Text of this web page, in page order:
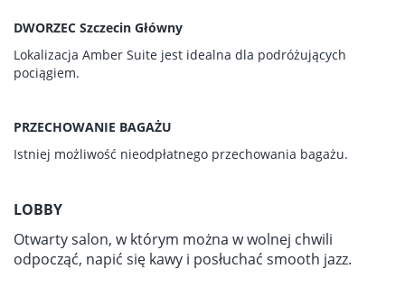
DWORZEC Szczecin Główny
Lokalizacja Amber Suite jest idealna dla podróżujących
pociągiem.
PRZECHOWANIE BAGAŻU
Istniej możliwość nieodpłatnego przechowania bagażu.
LOBBY
Otwarty salon, w którym można w wolnej chwili
odpocząć, napić się kawy i posłuchać smooth jazz.